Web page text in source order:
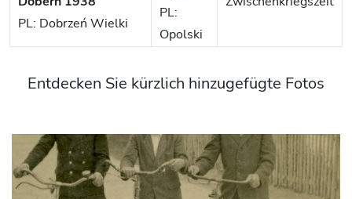
PL: Dobrzeń Wielki
PL:
Opolski
Entdecken Sie kürzlich hinzugefügte Fotos